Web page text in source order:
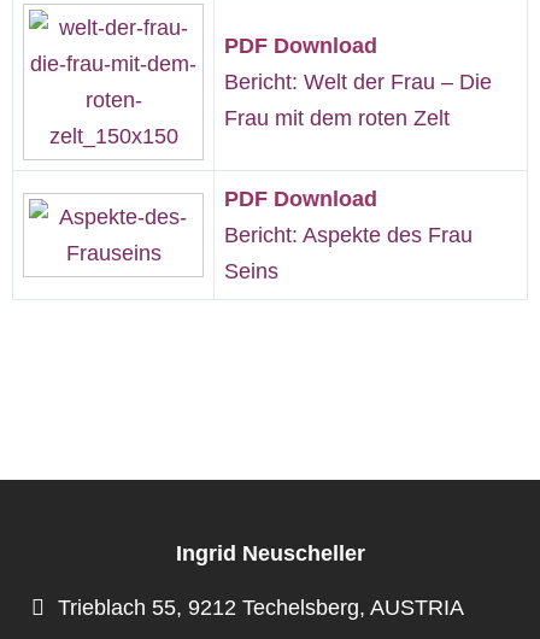
PDF Download
Bericht: Welt der Frau – Die
Frau mit dem roten Zelt
PDF Download
Bericht: Aspekte des Frau
Seins
Ingrid Neuscheller
Trieblach 55, 9212 Techelsberg, AUSTRIA